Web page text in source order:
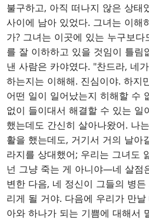
불구하고, 아직 떠나지 않은 상
사이에 남아 있었다. 그녀는 이해
가? 그녀는 이곳에 있는 누구보
를 잘 이하하고 있을 것임이 틀림
낸 사람은 카야였다. "찬드라, 네
하는지는 이해해. 진심이야. 하지
어떤 일이 일어났는지 히해할 수
없이 들이대서 해결할 수 있는 일
했는데도 간신히 살아나왔어. 나
활을 했는데도, 거기서 거의 날아
라지를 상대했어; 우리는 그녀도
넌 그냥 죽는 게 아니야—네 살점
변한 다음, 네 정신이 그들의 병
리게 될 거야. 다음에 우리가 만
아와 하나가 되는 기쁨에 대해서